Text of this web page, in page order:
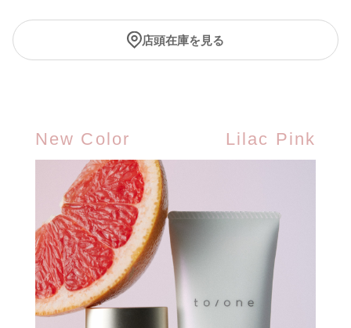
店頭在庫を見る
New Color Lilac Pink